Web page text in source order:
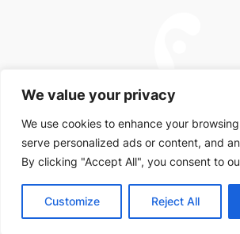
We value your privacy
We use cookies to enhance your
serve personalized ads or content, and
By clicking "Accept All", you consent to
Customize Reject All
Este sitio no es parte del sitio web de Facebook o Facebook
está respaldado por Facebook de ninguna manera.
comercial de FACEBOOK, Inc.